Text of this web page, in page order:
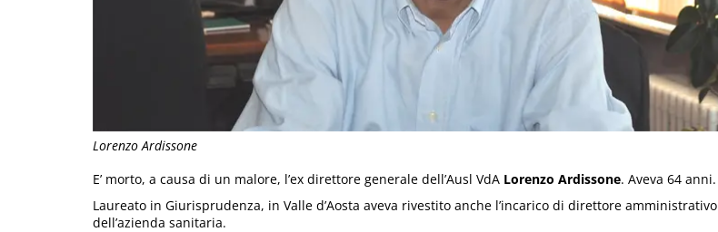
Lorenzo Ardissone
E’ morto, a causa di un malore, l’ex direttore generale dell’Ausl VdA Lorenzo Ardissone. Aveva 64 anni.
Laureato in Giurisprudenza, in Valle d’Aosta aveva rivestito anche l’incarico di direttore amministrativo
dell’azienda sanitaria.